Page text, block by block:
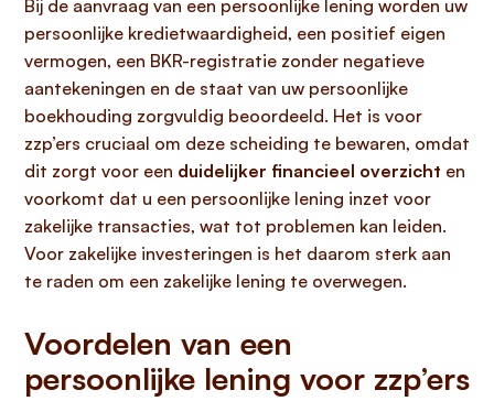
Bij de aanvraag van een persoonlijke lening worden uw
persoonlijke kredietwaardigheid, een positief eigen
vermogen, een BKR-registratie zonder negatieve
aantekeningen en de staat van uw persoonlijke
boekhouding zorgvuldig beoordeeld. Het is voor
zzp’ers cruciaal om deze scheiding te bewaren, omdat
dit zorgt voor een duidelijker financieel overzicht en
voorkomt dat u een persoonlijke lening inzet voor
zakelijke transacties, wat tot problemen kan leiden.
Voor zakelijke investeringen is het daarom sterk aan
te raden om een zakelijke lening te overwegen.
Voordelen van een
persoonlijke lening voor zzp’ers